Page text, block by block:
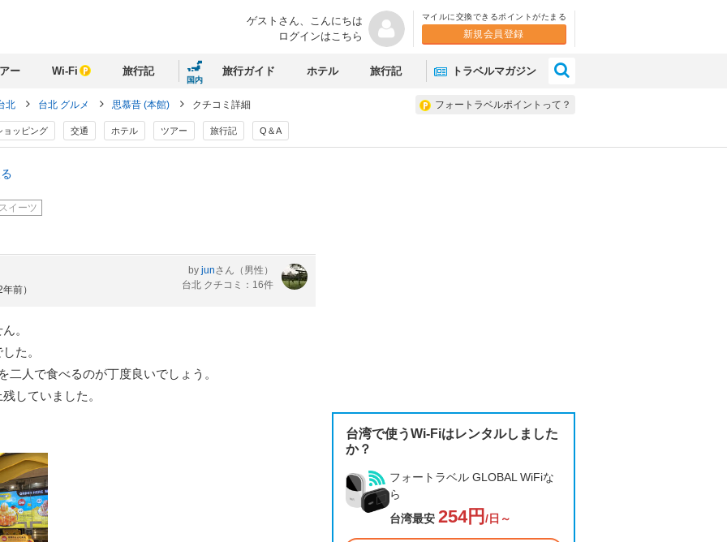
ゲストさん、 こんにちは
ログインはこちら
マイルに交換できるポイントがたまる
新規会員登録
ー Wi-Fi 旅行記
国内
旅行ガイド ホテル 旅行記 トラベルマガジン
フォートラベルポイントって？
北 台北 グルメ 思慕昔 (本館) クチコミ詳細
ョッピング 交通 ホテル ツアー 旅行記 Q＆A
イーツ
前）
by junさん （男性）
台北 クチコミ：16件
。
た。
人で食べるのが丁度良いでしょう。
していました。
台湾で使うWi-Fiはレンタルしました
か？
フォートラベル GLOBAL WiFiな
ら
台湾最安 254円 /日～